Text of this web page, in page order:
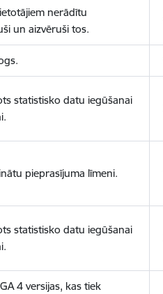
nerādītu
un aizvēruši tos.
statistisko datu iegūšanai
pieprasījuma līmeni.
statistisko datu iegūšanai
4 versijas, kas tiek